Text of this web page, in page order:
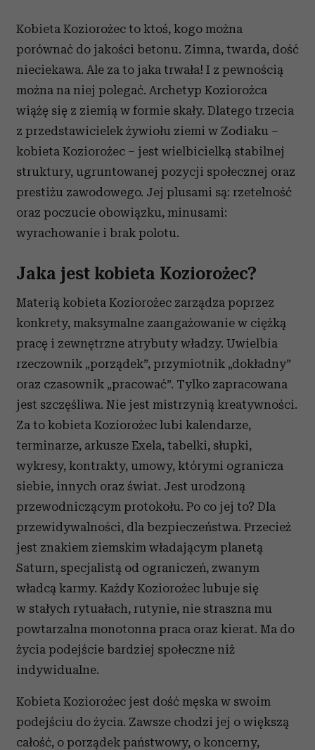
Kobieta Koziorożec to ktoś, kogo można
porównać do jakości betonu. Zimna, twarda, dość
nieciekawa. Ale za to jaka trwała! I z pewnością
można na niej polegać. Archetyp Koziorożca
wiążę się z ziemią w formie skały. Dlatego trzecia
z przedstawicielek żywiołu ziemi w Zodiaku –
kobieta Koziorożec – jest wielbicielką stabilnej
struktury, ugruntowanej pozycji społecznej oraz
prestiżu zawodowego. Jej plusami są: rzetelność
oraz poczucie obowiązku, minusami:
wyrachowanie i brak polotu.
Jaka jest kobieta Koziorożec?
Materią kobieta Koziorożec zarządza poprzez
konkrety, maksymalne zaangażowanie w ciężką
pracę i zewnętrzne atrybuty władzy. Uwielbia
rzeczownik „porządek”, przymiotnik „dokładny”
oraz czasownik „pracować”. Tylko zapracowana
jest szczęśliwa. Nie jest mistrzynią kreatywności.
Za to kobieta Koziorożec lubi kalendarze,
terminarze, arkusze Exela, tabelki, słupki,
wykresy, kontrakty, umowy, którymi ogranicza
siebie, innych oraz świat. Jest urodzoną
przewodniczącym protokołu. Po co jej to? Dla
przewidywalności, dla bezpieczeństwa. Przecież
jest znakiem ziemskim władającym planetą
Saturn, specjalistą od ograniczeń, zwanym
władcą karmy. Każdy Koziorożec lubuje się
w stałych rytuałach, rutynie, nie straszna mu
powtarzalna monotonna praca oraz kierat. Ma do
życia podejście bardziej społeczne niż
indywidualne.
Kobieta Koziorożec jest dość męska w swoim
podejściu do życia. Zawsze chodzi jej o większą
całość, o porządek państwowy, o koncerny,